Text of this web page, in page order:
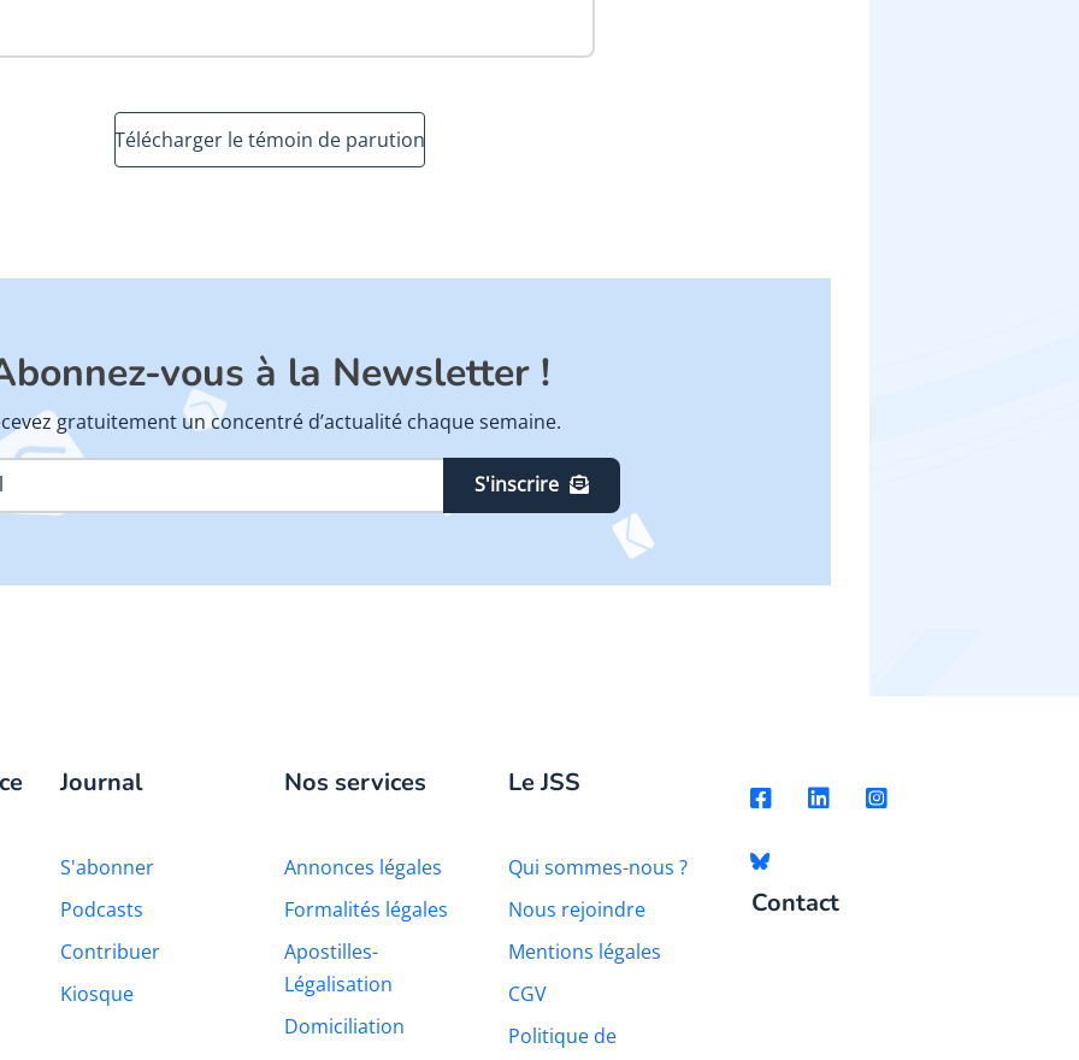
Télécharger le témoin de parution
vous à la Newsletter !
gratuitement un concentré d’actualité chaque semaine.
S'inscrire
Journal
S'abonner
Podcasts
Contribuer
Kiosque
Nos services
Annonces légales
Formalités légales
Apostilles-
Légalisation
Domiciliation
Le JSS
Qui sommes-nous ?
Nous rejoindre
Mentions légales
CGV
Politique de
Contact